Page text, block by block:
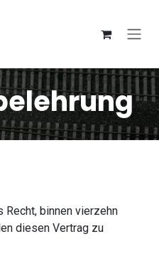
Recht, binnen vierzehn
diesen Vertrag zu